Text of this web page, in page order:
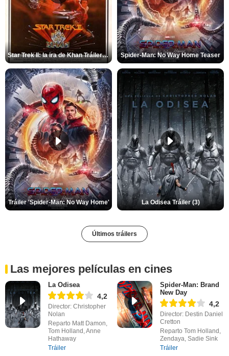
Star Trek II: la ira de Khan Tráiler VO Spider-Man: No Way Home Teaser
Tráiler 'Spider-Man: No Way Home' La Odisea Tráiler (3)
Últimos tráilers
Las mejores películas en cines
La Odisea
4,2
Director: Christopher
Nolan
Reparto Matt Damon,
Tom Holland, Anne
Hathaway
Tráiler
Spider-Man: Brand
New Day
4,2
Director: Destin Daniel
Cretton
Reparto Tom Holland,
Zendaya, Sadie Sink
Tráiler